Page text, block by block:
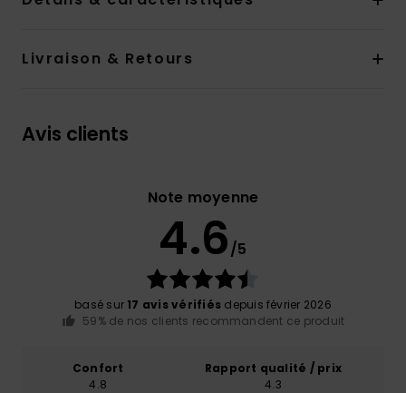
Livraison & Retours
Avis clients
Note moyenne
4.6/5
basé sur 17 avis vérifiés depuis février 2026
59% de nos clients recommandent ce produit
Confort
4.8
Rapport qualité / prix
4.3